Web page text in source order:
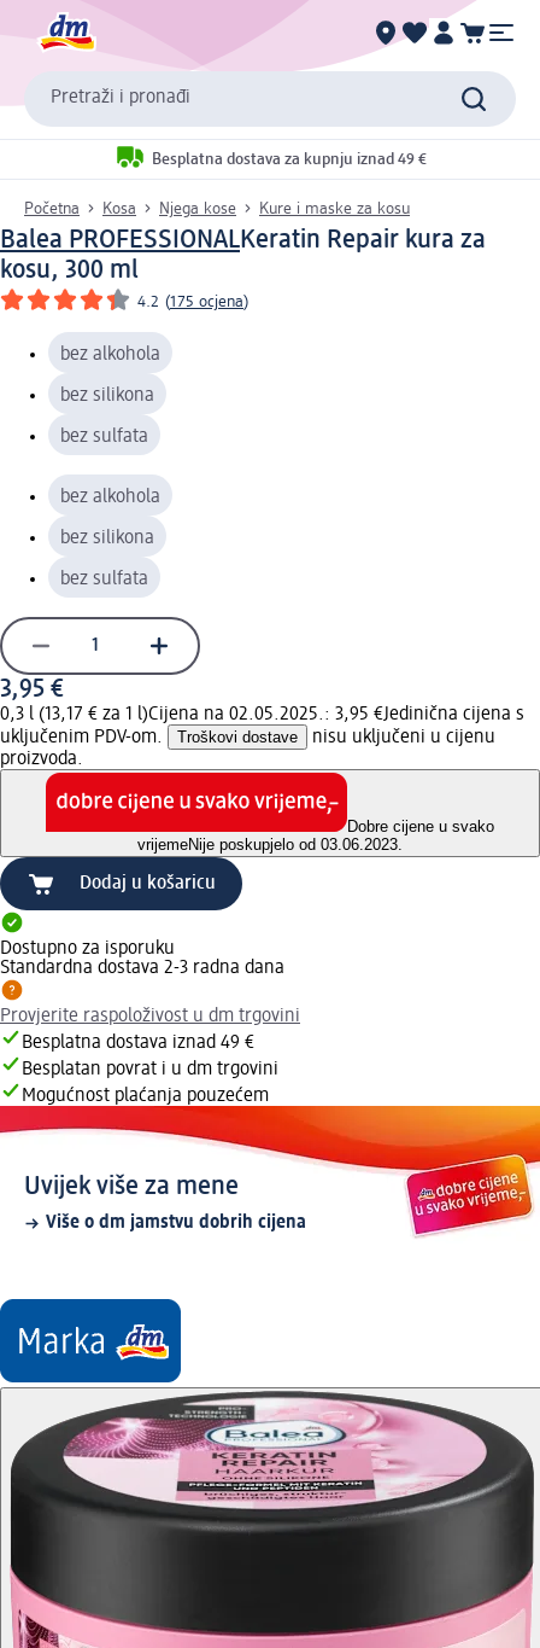
Pretraži i pronađi
Besplatna dostava za kupnju iznad 49 €
Početna Kosa Njega kose Kure i maske za kosu
Balea PROFESSIONALKeratin Repair kura za
kosu, 300 ml
4.2 (175 ocjena)
bez alkohola
bez silikona
bez sulfata
bez alkohola
bez silikona
bez sulfata
3,95 €
0,3 l (13,17 € za 1 l)Cijena na 02.05.2025.: 3,95 €Jedinična cijena s
uključenim PDV-om.
Troškovi dostave
nisu uključeni u cijenu
proizvoda.
Dobre cijene u svako
vrijemeNije poskupjelo od 03.06.2023.
Dodaj u košaricu
Dostupno za isporuku
Standardna dostava 2-3 radna dana
Provjerite raspoloživost u dm trgovini
Besplatna dostava iznad 49 €
Besplatan povrat i u dm trgovini
Mogućnost plaćanja pouzećem
Uvijek više za mene
Više o dm jamstvu dobrih cijena